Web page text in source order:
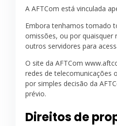
A AFTCom está vinculada
Embora tenhamos tomado
omissões, ou por quaisquer
outros servidores para
O site da AFTCom
redes de telecomunicações
por simples decisão da
prévio.
Direitos de